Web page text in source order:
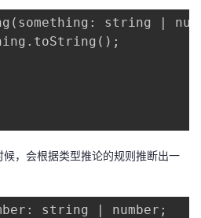
string |
，会根据类型推论的规则推断出一
string | number;